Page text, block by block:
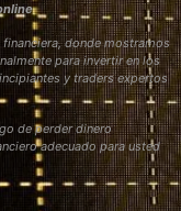
donde mostramos
para invertir en los
y traders expertos
de perder dinero
adecuado para usted